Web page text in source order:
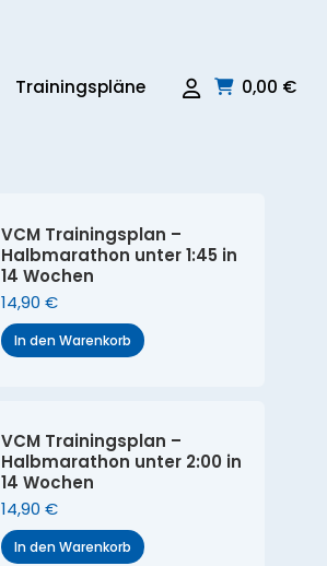
Trainingspläne 0,00 €
VCM Trainingsplan –
Halbmarathon unter 1:45 in
14 Wochen
14,90€
In den Warenkorb
VCM Trainingsplan –
Halbmarathon unter 2:00 in
14 Wochen
14,90€
In den Warenkorb